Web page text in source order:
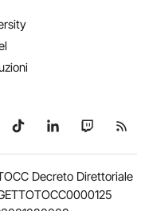
WhatsApp
su Telegram
Seguici su TikTok
Seguici su
Seguici
Decreto Direttoriale